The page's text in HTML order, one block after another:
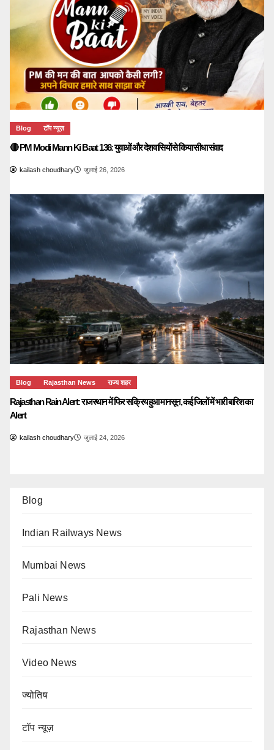
Blog टॉप न्यूज़
🔴 PM Modi Mann Ki Baat 136: युवाओं और देशवासियों से किया सीधा संवाद
kailash choudhary जुलाई 26, 2026
Blog Rajasthan News राज्य शहर
Rajasthan Rain Alert: राजस्थान में फिर सक्रिय हुआ मानसून, कई जिलों में भारी बारिश का
Alert
kailash choudhary जुलाई 24, 2026
Blog
Indian Railways News
Mumbai News
Pali News
Rajasthan News
Video News
ज्योतिष
टॉप न्यूज़